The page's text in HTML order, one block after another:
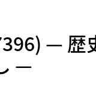
— 歴
—